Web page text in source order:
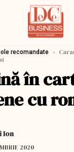
recomandate ›
în
cu
Ion
2020